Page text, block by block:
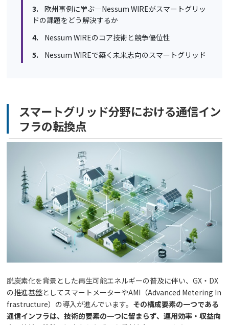
欧州事例に学ぶ―Nessum WIREがスマートグリッ
ドの課題をどう解決するか
Nessum WIREのコア技術と競争優位性
Nessum WIREで築く未来志向のスマートグリッド
スマートグリッド分野における通信イン
フラの転換点
脱炭素化を背景とした再生可能エネルギーの普及に伴い、GX・DX
の推進基盤としてスマートメーターやAMI（Advanced Metering In
frastructure）の導入が進んでいます。 その構成要素の一つである
通信インフラは、技術的要素の一つに留まらず、運用効率・収益向